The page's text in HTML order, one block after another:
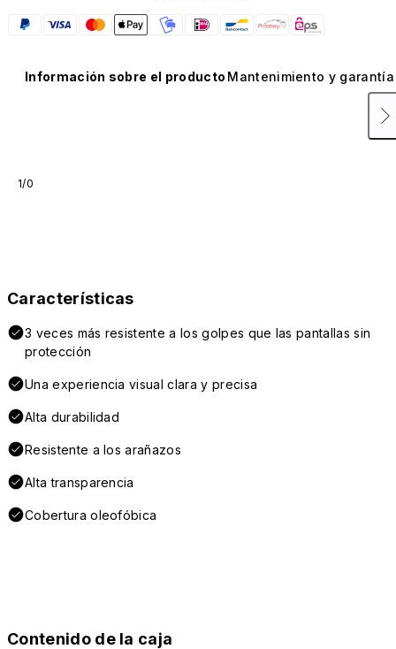
Información sobre el producto Mantenimiento y garantía
1/0
Características
3 veces más resistente a los golpes que las pantallas sin
protección
Una experiencia visual clara y precisa
Alta durabilidad
Resistente a los arañazos
Alta transparencia
Cobertura oleofóbica
Contenido de la caja